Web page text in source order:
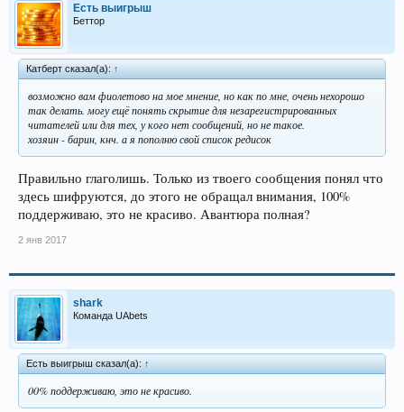
Есть выигрыш
Беттор
Катберт сказал(а): ↑
возможно вам фиолетово на мое мнение, но как по мне, очень нехорошо
так делать. могу ещё понять скрытие для незарегистрированных
читателей или для тех, у кого нет сообщений, но не такое.
хозяин - барин, кнч. а я пополню свой список редисок
Правильно глаголишь. Только из твоего сообщения понял что
здесь шифруются, до этого не обращал внимания, 100%
поддерживаю, это не красиво. Авантюра полная?
2 янв 2017
shark
Команда UAbets
Есть выигрыш сказал(а): ↑
00% поддерживаю, это не красиво.